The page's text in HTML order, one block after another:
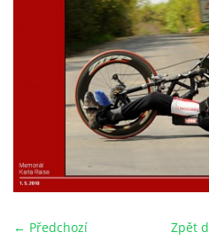
© 2026
← Předchozí Zpět